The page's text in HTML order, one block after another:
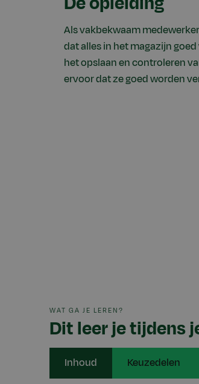
Als vakbekwaam
dat alles in het magazijn
het opslaan en controleren
ervoor dat ze goed worden
WAT GA JE LEREN?
Dit leer je tijdens
Inhoud Keuzedelen